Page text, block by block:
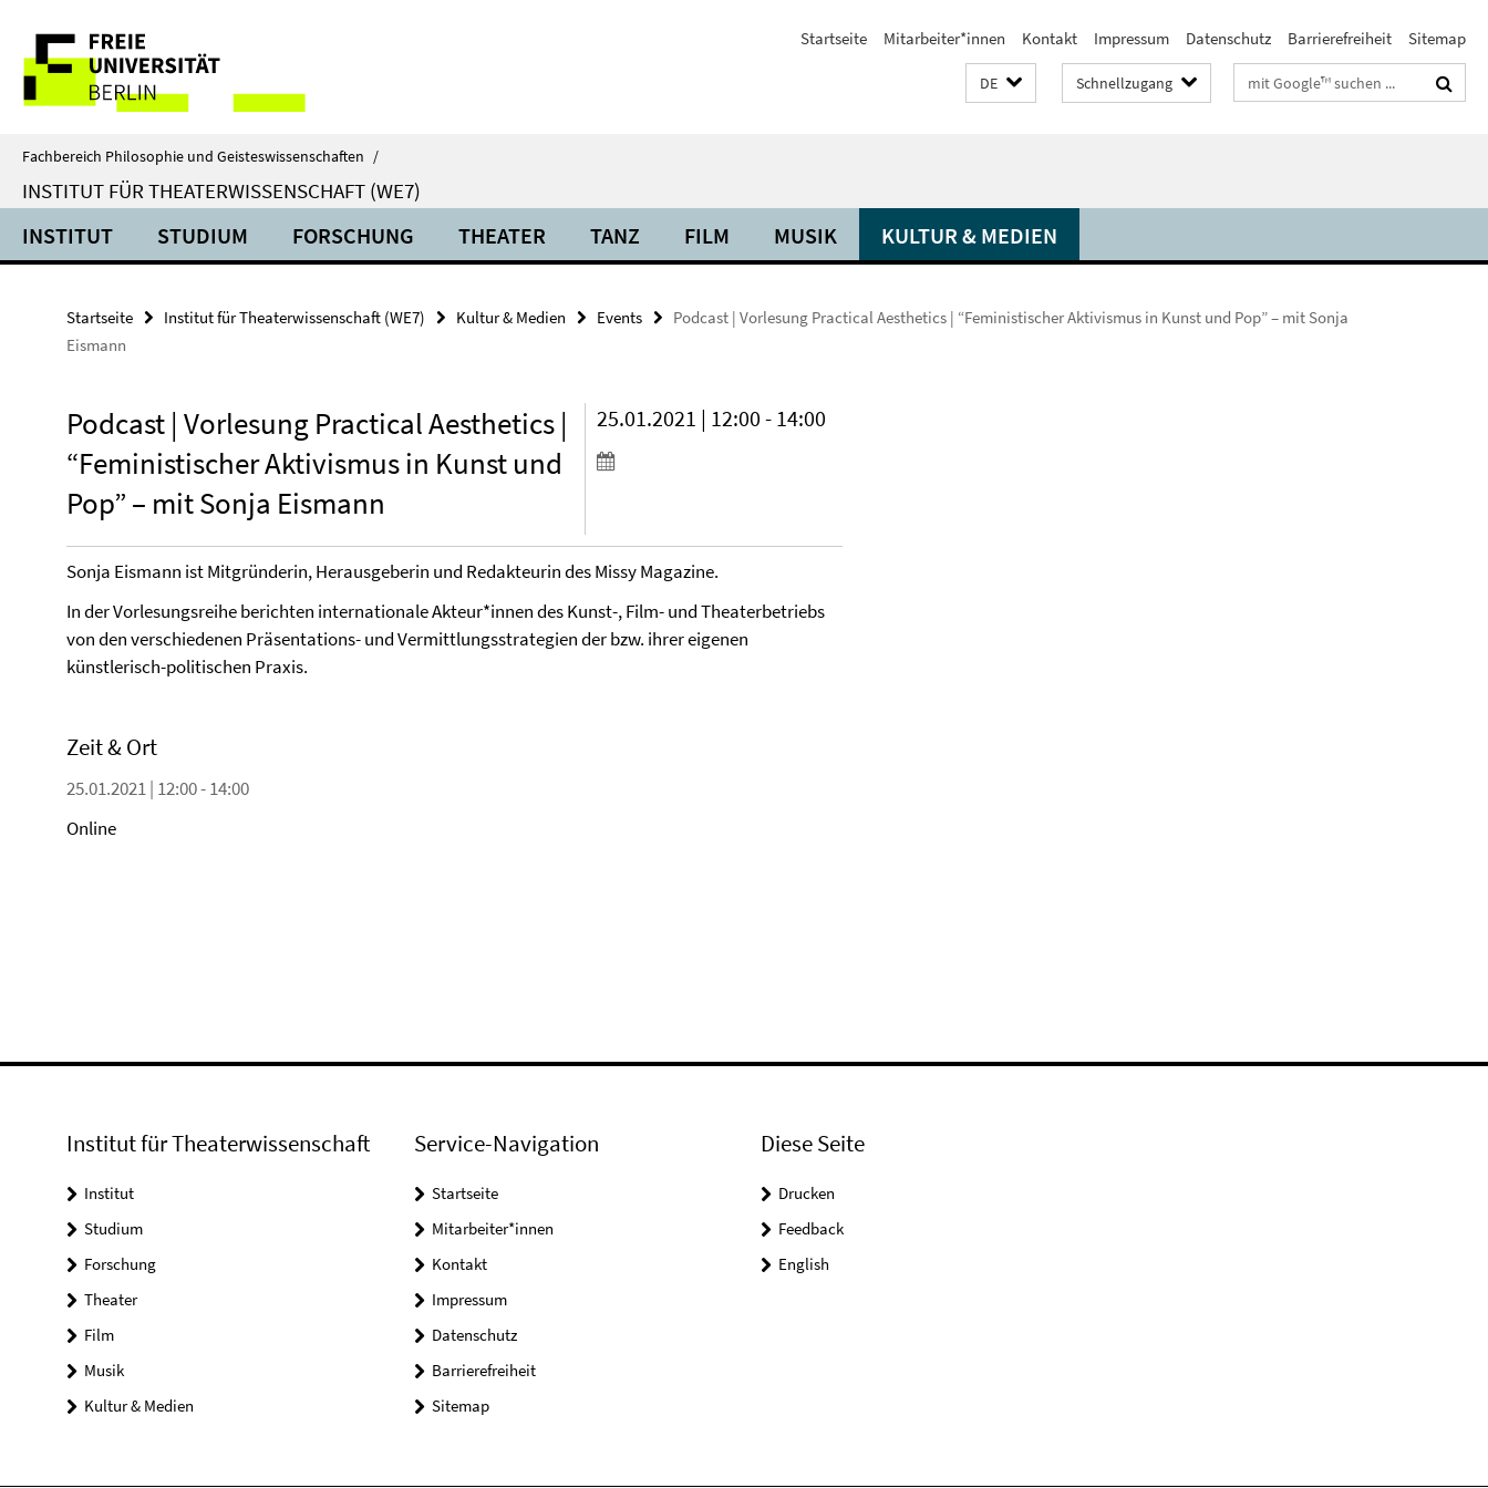
direkt
Inhalt
Service-
Navigation
Startseite Mitarbeiter*innen Kontakt Impressum Datenschutz Barrierefreiheit Sitemap
DE Schnellzugang Suchbegriffe
Fachbereich Philosophie und Geisteswissenschaften /
INSTITUT FÜR THEATERWISSENSCHAFT (WE7)
INSTITUT STUDIUM FORSCHUNG THEATER TANZ FILM MUSIK KULTUR & MEDIEN
Startseite Institut für Theaterwissenschaft (WE7) Kultur & Medien Events
Podcast | Vorlesung Practical Aesthetics | “Feministischer Aktivismus in Kunst und Pop” – mit Sonja
Eismann
Podcast | Vorlesung Practical Aesthetics |
“Feministischer Aktivismus in Kunst und
Pop” – mit Sonja Eismann
25.01.2021 | 12:00 - 14:00
Sonja Eismann ist Mitgründerin, Herausgeberin und Redakteurin des Missy Magazine.
In der Vorlesungsreihe berichten internationale Akteur*innen des Kunst-, Film- und Theaterbetriebs
von den verschiedenen Präsentations- und Vermittlungsstrategien der bzw. ihrer eigenen
künstlerisch-politischen Praxis.
Zeit & Ort
25.01.2021 | 12:00 - 14:00
Online
Institut für Theaterwissenschaft
Institut
Studium
Forschung
Theater
Film
Musik
Kultur & Medien
Service-Navigation
Startseite
Mitarbeiter*innen
Kontakt
Impressum
Datenschutz
Barrierefreiheit
Sitemap
Diese Seite
Drucken
Feedback
English